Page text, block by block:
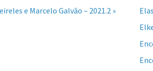
e Marcelo Galvão – 2021.2 »